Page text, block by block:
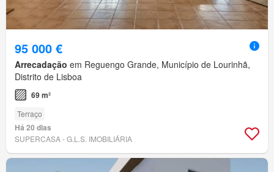
95 000 €
Arrecadação em Reguengo Grande, Município de Lourinhã,
Distrito de Lisboa
69 m²
Terraço
Há 20 dias
SUPERCASA - G.L.S. IMOBILIÁRIA